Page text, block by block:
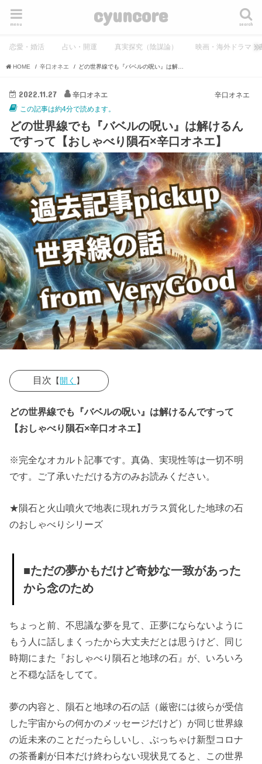
cyuncore search
menu
恋愛・婚活 占い・開運 真実探究（陰謀論） 映画・海外ドラマ・
HOME 辛口オネエ
辛口オネエ
2022.11.27
辛口オネエ
この記事は約4分で読めます。
どの世界線でも『バベルの呪い』は解けるん
ですって【おしゃべり隕石×辛口オネエ】
目次 【開く 】
かもだけど奇
妙な一致があ
ため
» ■別の世界
かつての墓地
には墓石では
» ■どの世界
線でも近未来
の呪い』は解
けている
どの世界線でも『バベルの呪い』は解けるんですって
【おしゃべり隕石×辛口オネエ】
※完全なオカルト記事です。真偽、実現性等は一切不明
です。ご了承いただける方のみお読みください。
★隕石と火山噴火で地表に現れガラス質化した地球の石
のおしゃべりシリーズ
■ただの夢かもだけど奇妙な一致があった
から念のため
ちょっと前、不思議な夢を見て、正夢にならないように
もう人に話しまくったから大丈夫だとは思うけど、同じ
時期にまた『おしゃべり隕石と地球の石』が、いろいろ
と不穏な話をしてて。
夢の内容と、隕石と地球の石の話（厳密には彼らが受信
した宇宙からの何かのメッセージだけど）が同じ世界線
の近未来のことだったらしいし、ぶっちゃけ新型コロナ
の茶番劇が日本だけ終わらない現状見てると、この世界